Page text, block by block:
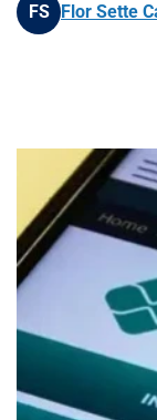
FS Flor Sette